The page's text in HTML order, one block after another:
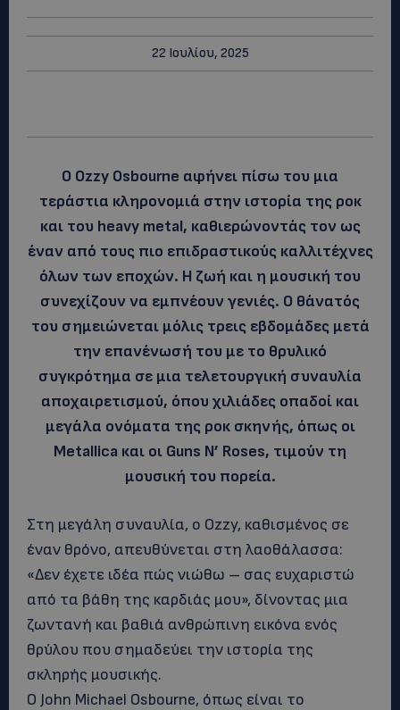
22 Ιουλίου, 2025
Ο Ozzy Osbourne αφήνει πίσω του μια
τεράστια κληρονομιά στην ιστορία της ροκ
και του heavy metal, καθιερώνοντάς τον ως
έναν από τους πιο επιδραστικούς καλλιτέχνες
όλων των εποχών. Η ζωή και η μουσική του
συνεχίζουν να εμπνέουν γενιές. Ο θάνατός
του σημειώνεται μόλις τρεις εβδομάδες μετά
την επανένωσή του με το θρυλικό
συγκρότημα σε μια τελετουργική συναυλία
αποχαιρετισμού, όπου χιλιάδες οπαδοί και
μεγάλα ονόματα της ροκ σκηνής, όπως οι
Metallica και οι Guns N’ Roses, τιμούν τη
μουσική του πορεία.
Στη μεγάλη συναυλία, ο Ozzy, καθισμένος σε
έναν θρόνο, απευθύνεται στη λαοθάλασσα:
«Δεν έχετε ιδέα πώς νιώθω – σας ευχαριστώ
από τα βάθη της καρδιάς μου», δίνοντας μια
ζωντανή και βαθιά ανθρώπινη εικόνα ενός
θρύλου που σημαδεύει την ιστορία της
σκληρής μουσικής.
Ο John Michael Osbourne, όπως είναι το